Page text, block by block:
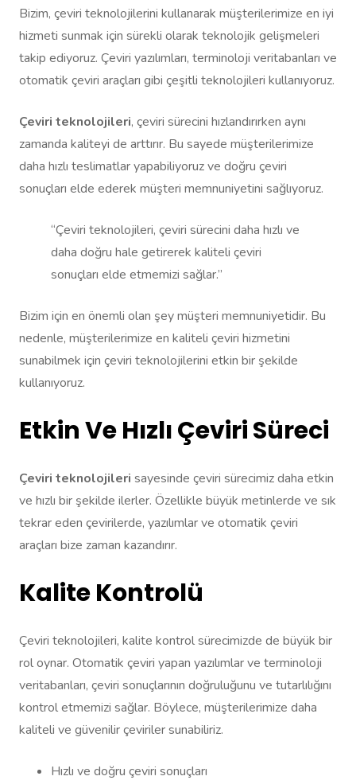
Bizim, çeviri teknolojilerini kullanarak müşterilerimize en iyi
hizmeti sunmak için sürekli olarak teknolojik gelişmeleri
takip ediyoruz. Çeviri yazılımları, terminoloji veritabanları ve
otomatik çeviri araçları gibi çeşitli teknolojileri kullanıyoruz.
Çeviri teknolojileri, çeviri sürecini hızlandırırken aynı
zamanda kaliteyi de arttırır. Bu sayede müşterilerimize
daha hızlı teslimatlar yapabiliyoruz ve doğru çeviri
sonuçları elde ederek müşteri memnuniyetini sağlıyoruz.
“Çeviri teknolojileri, çeviri sürecini daha hızlı ve
daha doğru hale getirerek kaliteli çeviri
sonuçları elde etmemizi sağlar.”
Bizim için en önemli olan şey müşteri memnuniyetidir. Bu
nedenle, müşterilerimize en kaliteli çeviri hizmetini
sunabilmek için çeviri teknolojilerini etkin bir şekilde
kullanıyoruz.
Etkin Ve Hızlı Çeviri Süreci
Çeviri teknolojileri sayesinde çeviri sürecimiz daha etkin
ve hızlı bir şekilde ilerler. Özellikle büyük metinlerde ve sık
tekrar eden çevirilerde, yazılımlar ve otomatik çeviri
araçları bize zaman kazandırır.
Kalite Kontrolü
Çeviri teknolojileri, kalite kontrol sürecimizde de büyük bir
rol oynar. Otomatik çeviri yapan yazılımlar ve terminoloji
veritabanları, çeviri sonuçlarının doğruluğunu ve tutarlılığını
kontrol etmemizi sağlar. Böylece, müşterilerimize daha
kaliteli ve güvenilir çeviriler sunabiliriz.
Hızlı ve doğru çeviri sonuçları